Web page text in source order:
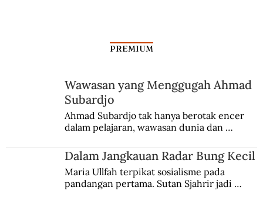
PREMIUM
Wawasan yang Menggugah Ahmad
Subardjo
Ahmad Subardjo tak hanya berotak encer
dalam pelajaran, wawasan dunia dan
Jules Verne, Multatuli, hingga Sun Yat-sen.
Dalam Jangkauan Radar Bung Kecil
Maria Ullfah terpikat sosialisme pada
pandangan pertama. Sutan Sjahrir jadi